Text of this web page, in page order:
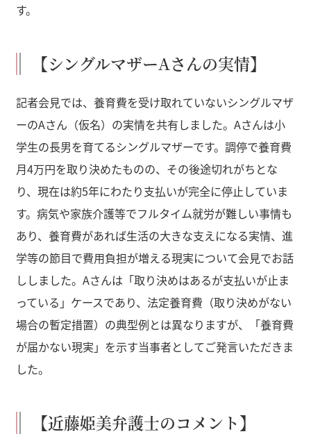
す。
【シングルマザーAさんの実情】
記者会見では、養育費を受け取れていないシングルマザ
ーのAさん（仮名）の実情を共有しました。Aさんは小
学生の長男を育てるシングルマザーです。調停で養育費
月4万円を取り決めたものの、その後途切れがちとな
り、現在は約5年にわたり支払いが完全に停止していま
す。病気や家族介護等でフルタイム就労が難しい事情も
あり、養育費があれば生活の大きな支えになる実情、進
学等の節目で費用負担が増える現実について会見でお話
ししました。Aさんは「取り決めはあるが支払いが止ま
っている」ケースであり、法定養育費（取り決めがない
場合の暫定措置）の典型例とは異なりますが、「養育費
が届かない現実」を示す当事者としてご発言いただきま
した。
【近藤姫美弁護士のコメント】